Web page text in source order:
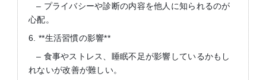
– プライバシーや診断の内容を他人に知られるのが
心配。
6. **生活習慣の影響**
– 食事やストレス、睡眠不足が影響しているかもし
れないが改善が難しい。